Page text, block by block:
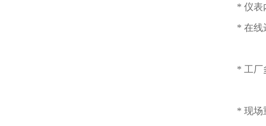
* 仪表
* 在线
* 工厂
* 现场